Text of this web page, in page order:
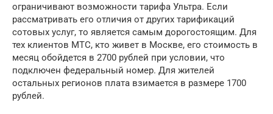
ограничивают возможности тарифа Ультра. Если
рассматривать его отличия от других тарификаций
сотовых услуг, то является самым дорогостоящим. Для
тех клиентов МТС, кто живет в Москве, его стоимость в
месяц обойдется в 2700 рублей при условии, что
подключен федеральный номер. Для жителей
остальных регионов плата взимается в размере 1700
рублей.